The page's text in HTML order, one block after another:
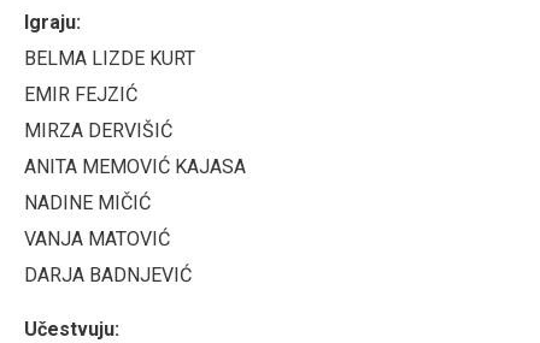
Igraju:
BELMA LIZDE KURT
EMIR FEJZIĆ
MIRZA DERVIŠIĆ
ANITA MEMOVIĆ KAJASA
NADINE MIČIĆ
VANJA MATOVIĆ
DARJA BADNJEVIĆ
Učestvuju: